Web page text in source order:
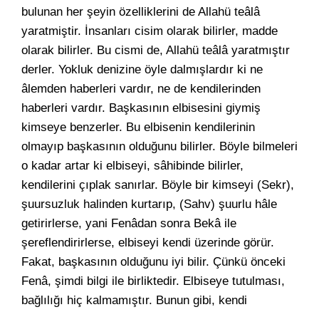
bulunan her şeyin özelliklerini de Allahü teâlâ
yaratmiştir. İnsanları cisim olarak bilirler, madde
olarak bilirler. Bu cismi de, Allahü teâlâ yaratmıştır
derler. Yokluk denizine öyle dalmışlardır ki ne
âlemden haberleri vardır, ne de kendilerinden
haberleri vardır. Başkasının elbisesini giymiş
kimseye benzerler. Bu elbisenin kendilerinin
olmayıp başkasının olduğunu bilirler. Böyle bilmeleri
o kadar artar ki elbiseyi, sâhibinde bilirler,
kendilerini çıplak sanırlar. Böyle bir kimseyi (Sekr),
şuursuzluk halinden kurtarıp, (Sahv) şuurlu hâle
getirirlerse, yani Fenâdan sonra Bekâ ile
şereflendirirlerse, elbiseyi kendi üzerinde görür.
Fakat, başkasının olduğunu iyi bilir. Çünkü önceki
Fenâ, şimdi bilgi ile birliktedir. Elbiseye tutulması,
bağlılığı hiç kalmamıştır. Bunun gibi, kendi